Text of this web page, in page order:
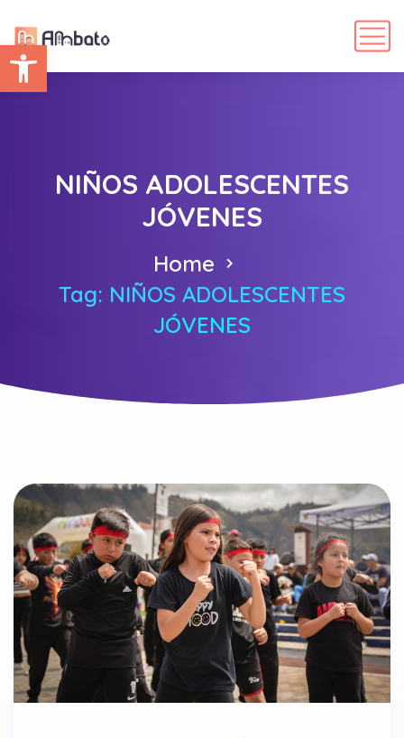
Abrir barra de herramientas
NIÑOS ADOLESCENTES
JÓVENES
Home
Tag: NIÑOS ADOLESCENTES
JÓVENES